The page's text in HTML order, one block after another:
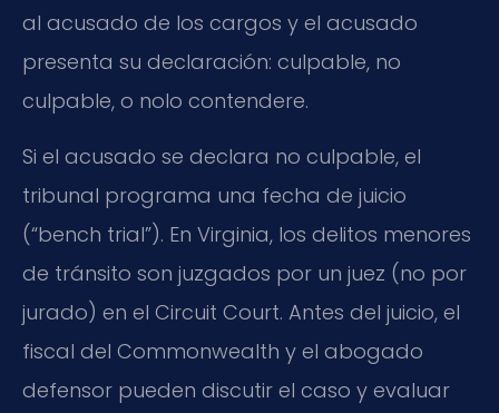
al acusado de los cargos y el acusado
presenta su declaración: culpable, no
culpable, o nolo contendere.
Si el acusado se declara no culpable, el
tribunal programa una fecha de juicio
(“bench trial”). En Virginia, los delitos menores
de tránsito son juzgados por un juez (no por
jurado) en el Circuit Court. Antes del juicio, el
fiscal del Commonwealth y el abogado
defensor pueden discutir el caso y evaluar